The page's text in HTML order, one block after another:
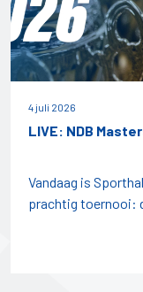
4 juli 2026
LIVE: NDB
Vandaag is
prachtig toernooi: